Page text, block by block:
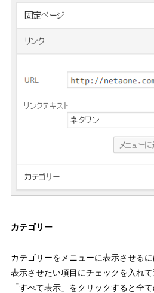
カテゴリー
カテゴリーをメニューに表示させる
表示させたい項目にチェックを入れて
「すべて表示」をクリックすると全